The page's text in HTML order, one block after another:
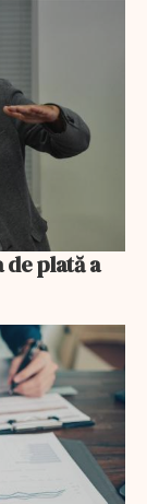
plată a